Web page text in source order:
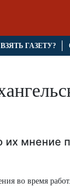
ГАЗЕТУ?
их мнение
во время работ.